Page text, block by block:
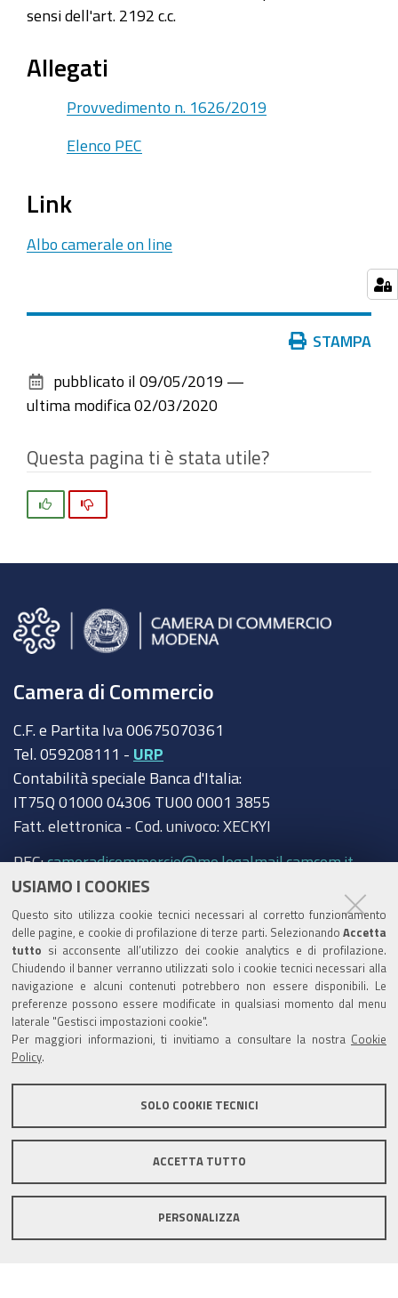
USIAMO I COOKIES
Questo sito utilizza cookie tecnici necessari al corretto funzionamento
delle pagine, e cookie di profilazione di terze parti. Selezionando Accetta
tutto si acconsente all’utilizzo dei cookie analytics e di profilazione.
Chiudendo il banner verranno utilizzati solo i cookie tecnici necessari alla
navigazione e alcuni contenuti potrebbero non essere disponibili. Le
preferenze possono essere modificate in qualsiasi momento dal menu
laterale "Gestisci impostazioni cookie".
Per maggiori informazioni, ti invitiamo a consultare la nostra Cookie
Policy
SOLO COOKIE TECNICI
ACCETTA TUTTO
PERSONALIZZA
sensi dell'art. 2192 c.c.
Allegati
Provvedimento n. 1626/2019
Elenco PEC
Link
Albo camerale on line
documento
STAMPA
pubblicato il 09/05/2019 —
ultima modifica 02/03/2020
Questa pagina ti è stata utile?
Camera di Commercio
C.F. e Partita Iva 00675070361
Tel. 059208111 - URP
Contabilità speciale Banca d'Italia:
IT75Q 01000 04306 TU00 0001 3855
Fatt. elettronica - Cod. univoco: XECKYI
PEC:cameradicommercio@mo.legalmail.camcom.it
Trasparenza
Amministrazione trasparente
Albo Camerale
Pubblicità Legale
Area riservata Amministratori
Informativa generale
Informative privacy
Accessibilità
Note legali
Informativa estesa sui cookie
Social media policy